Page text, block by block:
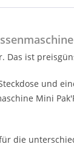
Das ist
und
Mini
die